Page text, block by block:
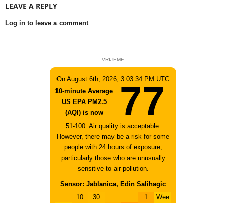
LEAVE A REPLY
Log in to leave a comment
- VRIJEME -
On August 6th, 2026, 3:03:34 PM UTC
10-minute Average
US EPA PM2.5
(AQI) is now
77
51-100: Air quality is acceptable.
However, there may be a risk for some
people with 24 hours of exposure,
particularly those who are unusually
sensitive to air pollution.
Sensor: Jablanica, Edin Salihagic
10
30
1
Wee